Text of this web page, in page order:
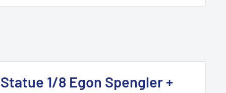
1/8 Egon Spengler +